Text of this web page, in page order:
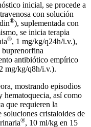
inicial, se procede a
con solución
®), suplementada con
se inicia terapia
®, 1 mg/kg/q24h/i.v.),
antibiótico empírico
mg/kg/q8h/i.v.).
mostrando episodios
hematoquecia, así como
que requieren la
soluciones cristaloides de
®, 10 ml/kg en 15